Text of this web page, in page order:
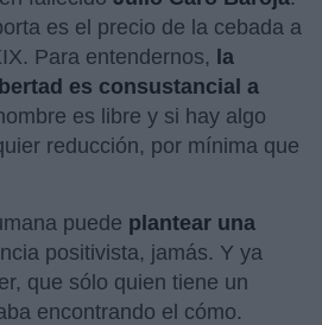
es el precio de la cebada a
Para entendernos, la
es consustancial a
es libre y si hay algo
reducción, por mínima que
puede plantear una
positivista, jamás. Y ya
que sólo quien tiene un
encontrando el cómo.